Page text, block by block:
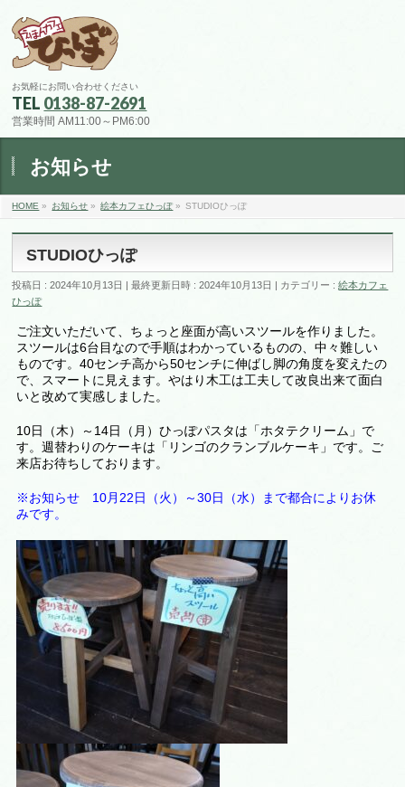
お気軽にお問い合わせください
TEL 0138-87-2691
営業時間 AM11:00～PM6:00
お知らせ
HOME » お知らせ » 絵本カフェひっぽ» STUDIOひっぽ
STUDIOひっぽ
投稿日 : 2024年10月13日 最終更新日時 : 2024年10月13日 カテゴリー :絵本カフェ
ひっぽ
ご注文いただいて、ちょっと座面が高いスツールを作りました。
スツールは6台目なので手順はわかっているものの、中々難しい
ものです。40センチ高から50センチに伸ばし脚の角度を変えたの
で、スマートに見えます。やはり木工は工夫して改良出来て面白
いと改めて実感しました。
10日（木）～14日（月）ひっぽパスタは「ホタテクリーム」で
す。週替わりのケーキは 「リンゴのクランブルケーキ 」です。ご
来店お待ちしております。
※お知らせ 10月22日（火）～30日（水）まで都合によりお休
みです。